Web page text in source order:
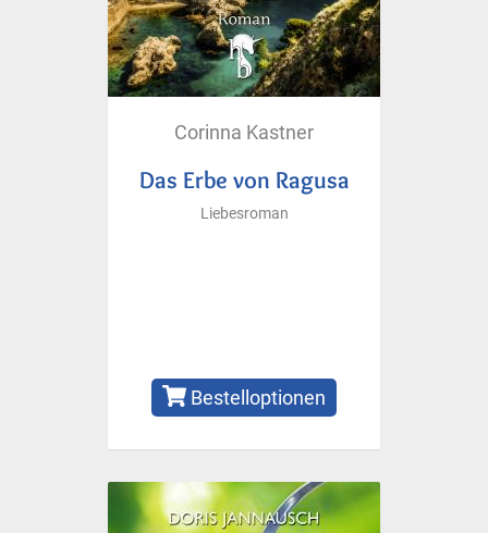
Corinna Kastner
Das Erbe von Ragusa
Liebesroman
Bestelloptionen